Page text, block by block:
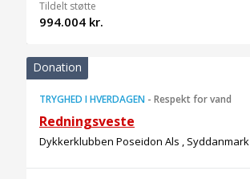
Tildelt støtte
994.004 kr.
Donation
TRYGHED I HVERDAGEN - Respekt for vand
Redningsveste
Dykkerklubben Poseidon Als , Syddanmark